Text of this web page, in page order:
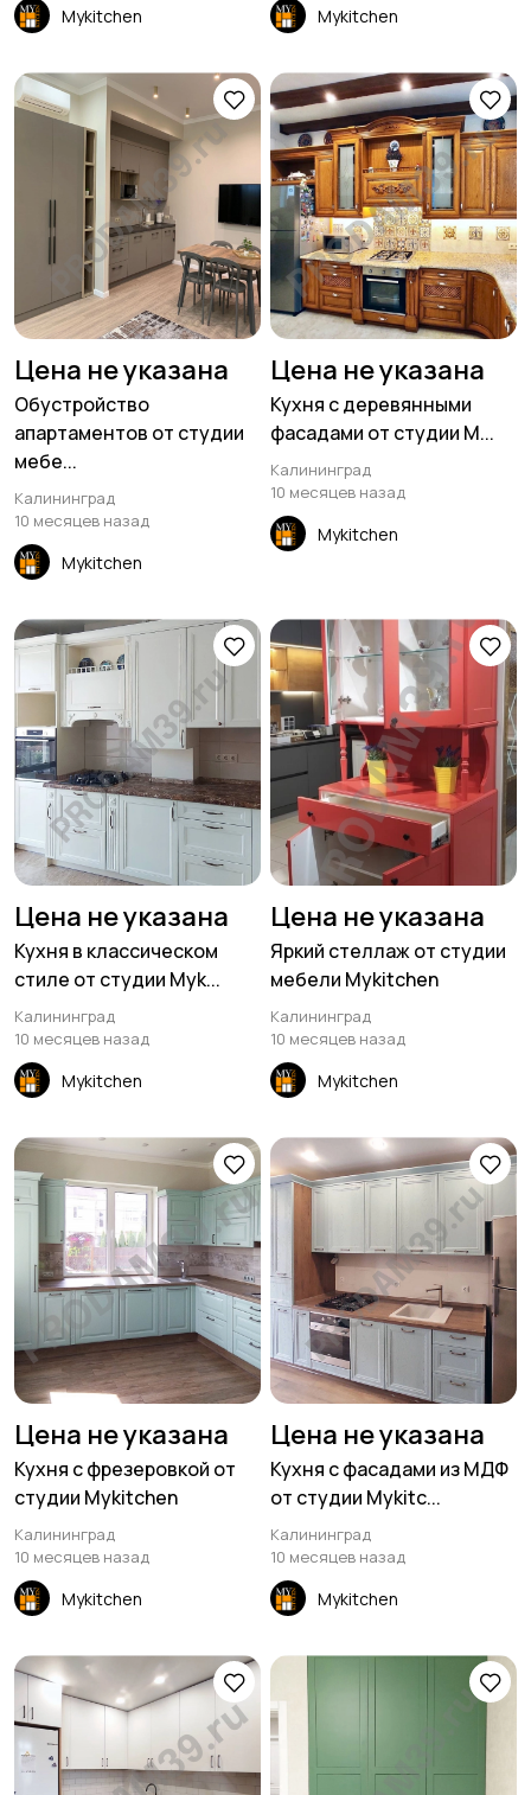
Mykitchen Mykitchen
Цена не указана
Обустройство
апартаментов от студии
мебе...
Калининград
10 месяцев назад
Mykitchen
Цена не указана
Кухня с деревянными
фасадами от студии M...
Калининград
10 месяцев назад
Mykitchen
Цена не указана
Кухня в классическом
стиле от студии Myk...
Калининград
10 месяцев назад
Mykitchen
Цена не указана
Яркий стеллаж от студии
мебели Mykitchen
Калининград
10 месяцев назад
Mykitchen
Цена не указана
Кухня с фрезеровкой от
студии Mykitchen
Калининград
10 месяцев назад
Mykitchen
Цена не указана
Кухня с фасадами из МДФ
от студии Mykitc...
Калининград
10 месяцев назад
Mykitchen